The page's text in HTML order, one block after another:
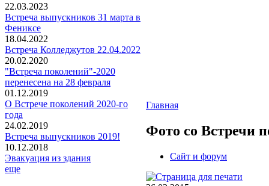
22.03.2023
Встреча выпускников 31 марта в
Фениксе
18.04.2022
Встреча Колледжутов 22.04.2022
20.02.2020
"Встреча поколений"-2020
перенесена на 28 февраля
01.12.2019
О Встрече поколений 2020-го
года
24.02.2019
Встреча выпускников 2019!
10.12.2018
Эвакуация из здания
еще
Главная
Фото со Встречи
Сайт и форум